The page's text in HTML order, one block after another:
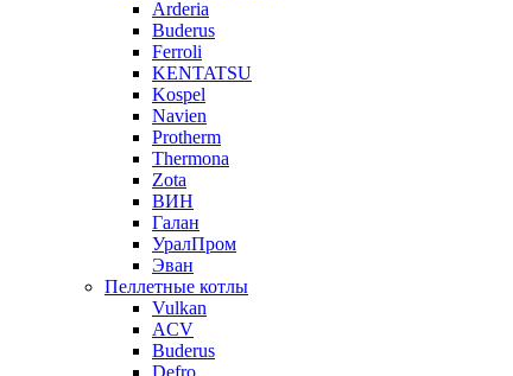
Arderia
Buderus
Ferroli
KENTATSU
Kospel
Navien
Protherm
Thermona
Zota
ВИН
Галан
УралПром
Эван
Пеллетные котлы
Vulkan
ACV
Buderus
Defro